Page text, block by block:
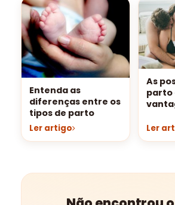
Entenda as
diferenças entre os
tipos de parto
Ler artigo
As
parto
Ler